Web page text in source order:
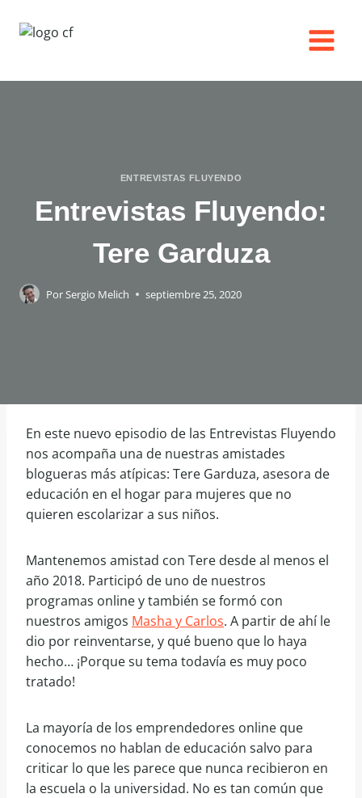
ENTREVISTAS FLUYENDO
Entrevistas Fluyendo:
Tere Garduza
PorSergio Melich septiembre 25, 2020
En este nuevo episodio de las Entrevistas Fluyendo
nos acompaña una de nuestras amistades
blogueras más atípicas: Tere Garduza, asesora de
educación en el hogar para mujeres que no
quieren escolarizar a sus niños.
Mantenemos amistad con Tere desde al menos el
año 2018. Participó de uno de nuestros
programas online y también se formó con
nuestros amigos Masha y Carlos. A partir de ahí le
dio por reinventarse, y qué bueno que lo haya
hecho… ¡Porque su tema todavía es muy poco
tratado!
La mayoría de los emprendedores online que
conocemos no hablan de educación salvo para
criticar lo que les parece que nunca recibieron en
la escuela o la universidad. No es tan común que